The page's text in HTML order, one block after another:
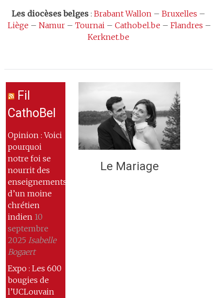
Les diocèses belges: Brabant Wallon– Bruxelles –
Liège – Namur– Tournai– Cathobel.be – Flandres –
Kerknet.be
Fil
CathoBel
Opinion : Voici
pourquoi
notre foi se
nourrit des
enseignements
d’un moine
chrétien
indien 10
septembre
2025 Isabelle
Bogaert
Expo : Les 600
bougies de
l’UCLouvain
Le Mariage